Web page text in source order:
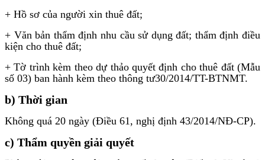
+ Hồ sơ của người xin thuê đất;
+ Văn bản thẩm định nhu cầu sử dụng đất; thẩm định điều
kiện cho thuê đất;
+ Tờ trình kèm theo dự thảo quyết định cho thuê đất (Mẫu
số 03) ban hành kèm theo thông tư30/2014/TT-BTNMT.
b) Thời gian
Không quá 20 ngày (Điều 61, nghị định 43/2014/NĐ-CP).
c) Thẩm quyền giải quyết